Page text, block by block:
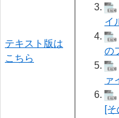
テキスト版は
こちら
イ
の
ァ
[